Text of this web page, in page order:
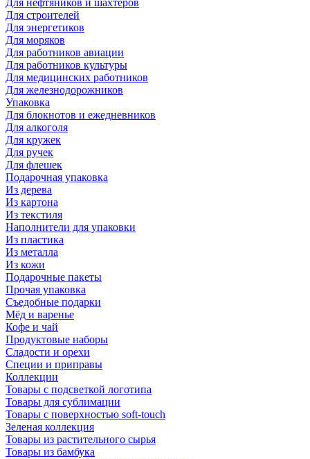
Для нефтяников и шахтеров
Для строителей
Для энергетиков
Для моряков
Для работников авиации
Для работников культуры
Для медицинских работников
Для железнодорожников
Упаковка
Для блокнотов и ежедневников
Для алкоголя
Для кружек
Для ручек
Для флешек
Подарочная упаковка
Из дерева
Из картона
Из текстиля
Наполнители для упаковки
Из пластика
Из металла
Из кожи
Подарочные пакеты
Прочая упаковка
Съедобные подарки
Мёд и варенье
Кофе и чай
Продуктовые наборы
Сладости и орехи
Специи и приправы
Коллекции
Товары с подсветкой логотипа
Товары для сублимации
Товары с поверхностью soft-touch
Зеленая коллекция
Товары из растительного сырья
Товары из бамбука